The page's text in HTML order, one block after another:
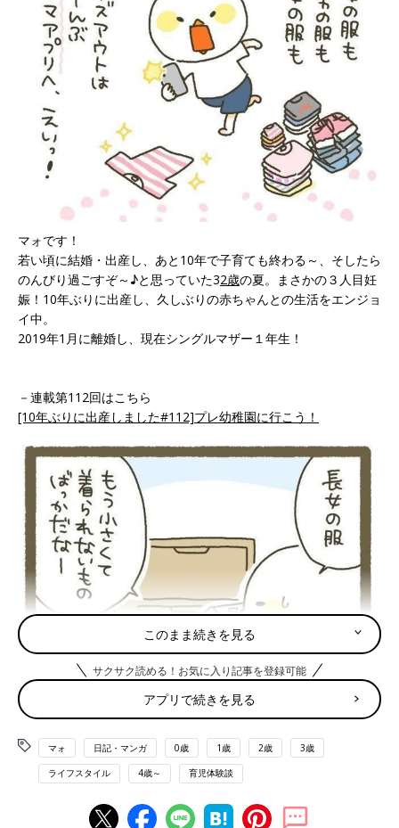
マォです！
若い頃に結婚・出産し、あと10年で子育ても終わる～、そしたら
のんびり過ごすぞ～♪と思っていた32歳の夏。まさかの３人目妊
娠！10年ぶりに出産し、久しぶりの赤ちゃんとの生活をエンジョ
イ中。
2019年1月に離婚し、現在シングルマザー１年生！
－連載第112回はこちら
[10年ぶりに出産しました#112]プレ幼稚園に行こう！
このまま続きを見る
サクサク読める！お気に入り記事を登録可能
アプリで続きを見る
マォ 日記・マンガ 0歳 1歳 2歳 3歳
ライフスタイル 4歳～ 育児体験談